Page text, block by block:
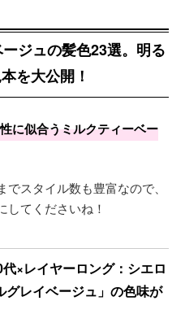
ジュの髪色23選。明る
を大公開！
に似合うミルクティーベー
スタイル数も豊富なので、
してくださいね！
×レイヤーロング：シエロ
レイベージュ」の色味が